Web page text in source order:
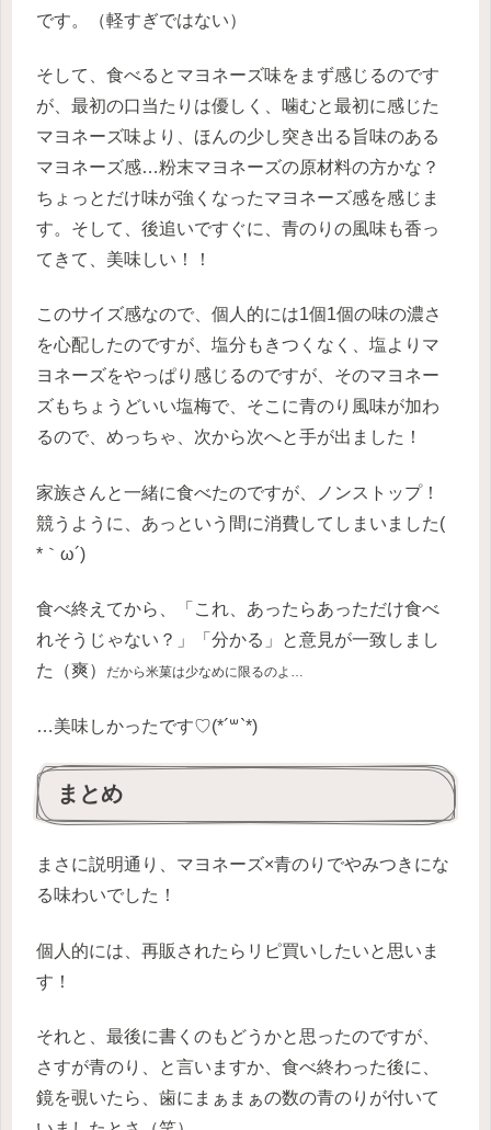
です。（軽すぎではない）
そして、食べるとマヨネーズ味をまず感じるのです
が、最初の口当たりは優しく、噛むと最初に感じた
マヨネーズ味より、ほんの少し突き出る旨味のある
マヨネーズ感…粉末マヨネーズの原材料の方かな？
ちょっとだけ味が強くなったマヨネーズ感を感じま
す。そして、後追いですぐに、青のりの風味も香っ
てきて、美味しい！！
このサイズ感なので、個人的には1個1個の味の濃さ
を心配したのですが、塩分もきつくなく、塩よりマ
ヨネーズをやっぱり感じるのですが、そのマヨネー
ズもちょうどいい塩梅で、そこに青のり風味が加わ
るので、めっちゃ、次から次へと手が出ました！
家族さんと一緒に食べたのですが、ノンストップ！
競うように、あっという間に消費してしまいました(
*｀ω´)
食べ終えてから、「これ、あったらあっただけ食べ
れそうじゃない？」「分かる」と意見が一致しまし
た（爽）
だから米菓は少なめに限るのよ…
…美味しかったです♡(*´꒳`*)
まとめ
まさに説明通り、マヨネーズ×青のりでやみつきにな
る味わいでした！
個人的には、再販されたらリピ買いしたいと思いま
す！
それと、最後に書くのもどうかと思ったのですが、
さすが青のり、と言いますか、食べ終わった後に、
鏡を覗いたら、歯にまぁまぁの数の青のりが付いて